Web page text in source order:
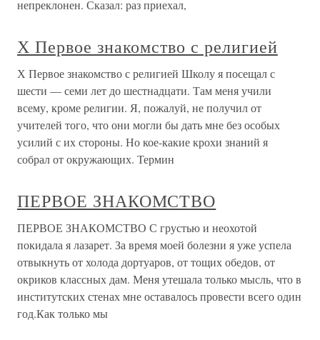
непреклонен. Сказал: раз приехал,
Х Первое знакомство с религией
Х Первое знакомство с религией Школу я посещал с
шести — семи лет до шестнадцати. Там меня учили
всему, кроме религии. Я, пожалуй, не получил от
учителей того, что они могли бы дать мне без особых
усилий с их стороны. Но кое-какие крохи знаний я
собрал от окружающих. Термин
ПЕРВОЕ ЗНАКОМСТВО
ПЕРВОЕ ЗНАКОМСТВО С грустью и неохотой
покидала я лазарет. За время моей болезни я уже успела
отвыкнуть от холода дортуаров, от тощих обедов, от
окриков классных дам. Меня утешала только мысль, что в
институтских стенах мне оставалось провести всего один
год.Как только мы